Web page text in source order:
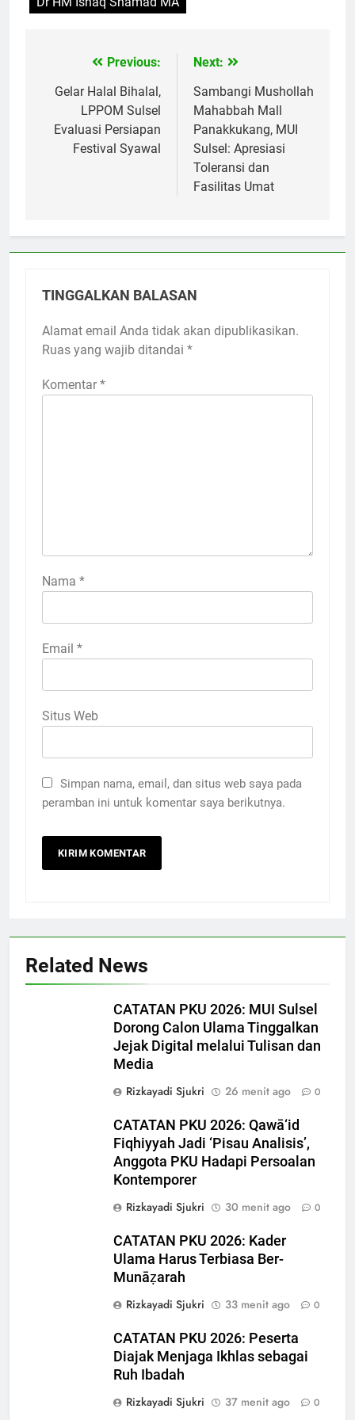
Navigasi
pos
Previous:
Gelar Halal Bihalal,
LPPOM Sulsel
Evaluasi Persiapan
Festival Syawal
Next:
Sambangi Mushollah
Mahabbah Mall
Panakkukang, MUI
Sulsel: Apresiasi
Toleransi dan
Fasilitas Umat
TINGGALKAN BALASAN
Alamat email Anda tidak akan dipublikasikan.
Ruas yang wajib ditandai *
Komentar *
Nama *
Email *
Situs Web
Simpan nama, email, dan situs web saya pada
peramban ini untuk komentar saya berikutnya.
Related News
CATATAN PKU 2026: MUI Sulsel
Dorong Calon Ulama Tinggalkan
Jejak Digital melalui Tulisan dan
Media
Rizkayadi Sjukri
26 menit ago 0
CATATAN PKU 2026: Qawā‘id
Fiqhiyyah Jadi ‘Pisau Analisis’,
Anggota PKU Hadapi Persoalan
Kontemporer
Rizkayadi Sjukri
30 menit ago 0
CATATAN PKU 2026: Kader
Ulama Harus Terbiasa Ber-
Munāẓarah
Rizkayadi Sjukri
33 menit ago 0
CATATAN PKU 2026: Peserta
Diajak Menjaga Ikhlas sebagai
Ruh Ibadah
Rizkayadi Sjukri
37 menit ago 0
CATATAN PKU 2026: Perdalam
Qawaʿid Fiqhiyyah, Arham
Ahmad: Ilmu Harus Menjadi
NEWS
Pro-Kontra Pendirian
OPINI